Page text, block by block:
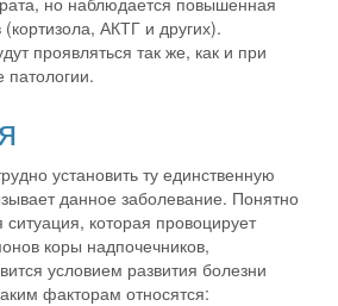
АКТГ и других).
проявляться так же, как и при
патологии.
установить ту единственную
данное заболевание. Понятно
которая провоцирует
коры надпочечников,
условием развития болезни
факторам относятся: